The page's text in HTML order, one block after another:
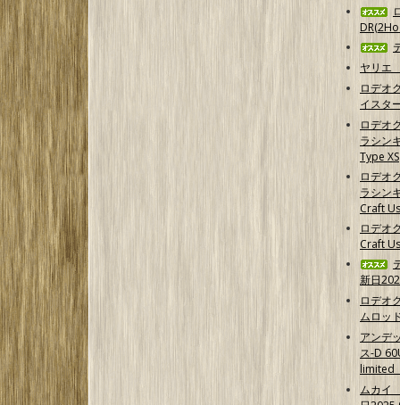
ヤリエ
ロデオ
イスタ
ロデオ
ラシン
Type XS
ロデオ
ラシン
Craft
ロデオ
Craft
新日
ロデオ
ムロッ
アンデ
ス-D
limited
ムカイ